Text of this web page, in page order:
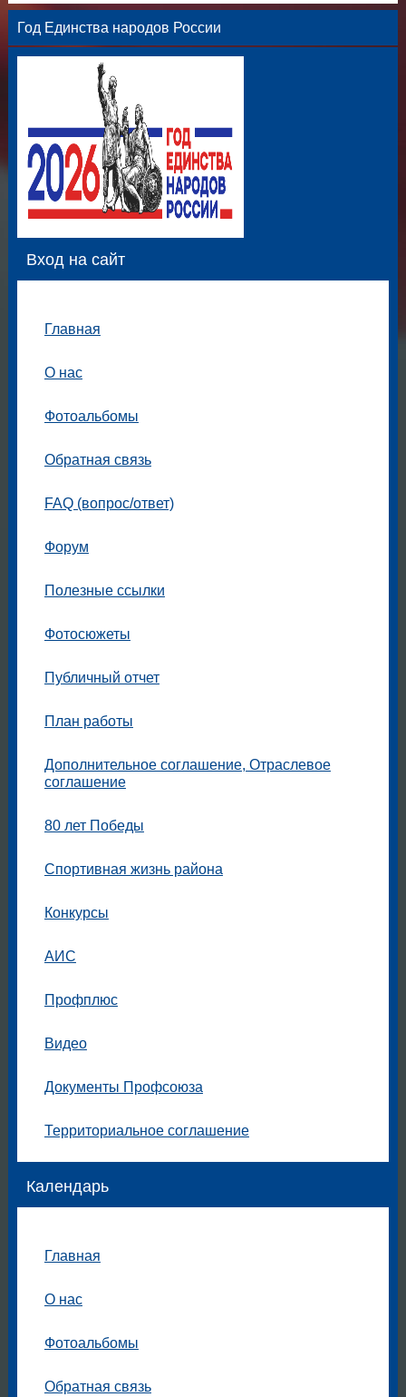
Год Единства народов России
Вход на сайт
Главная
О нас
Фотоальбомы
Обратная связь
FAQ (вопрос/ответ)
Форум
Полезные ссылки
Фотосюжеты
Публичный отчет
План работы
Дополнительное соглашение, Отраслевое
соглашение
80 лет Победы
Спортивная жизнь района
Конкурсы
АИС
Профплюс
Видео
Документы Профсоюза
Территориальное соглашение
Календарь
Главная
О нас
Фотоальбомы
Обратная связь